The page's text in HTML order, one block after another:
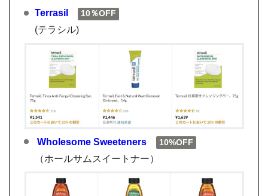
Terrasil 10％OFF
(テラシル)
Wholesome Sweeteners 10%OFF
（ホールサムスイートナー）